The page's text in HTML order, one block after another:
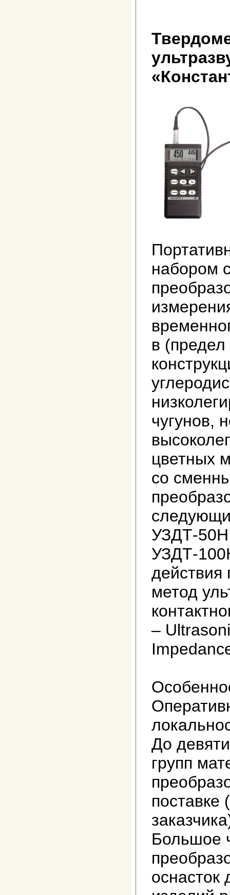
набором
в (предел
чугунов,
цветных
со
УЗДТ-
УЗДТ-
действия
метод
–
До
групп
поставке
Большое
оснасток